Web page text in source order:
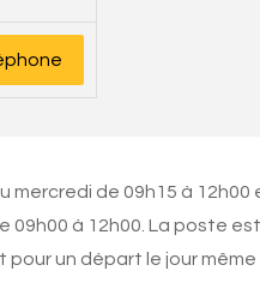
de 09h15 à 12h00
à 12h00. La poste
pour un départ le jour